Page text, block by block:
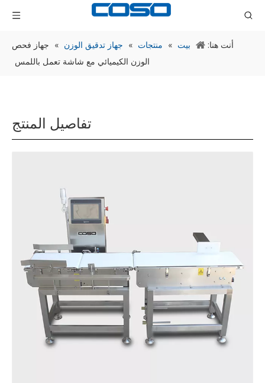
أنت هنا: بيت » منتجات » جهاز تدقيق الوزن » جهاز فحص
الوزن الكيميائي مع شاشة تعمل باللمس
تفاصيل المنتج